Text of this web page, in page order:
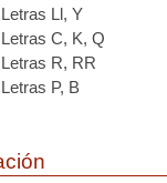
Letras Ll, Y
Letras C, K, Q
Letras R, RR
Letras P, B